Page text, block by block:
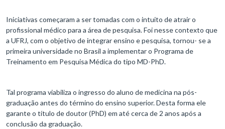
Iniciativas começaram a ser tomadas com o intuito de atrair o
profissional médico para a área de pesquisa. Foi nesse contexto que
a UFRJ, com o objetivo de integrar ensino e pesquisa, tornou- se a
primeira universidade no Brasil a implementar o Programa de
Treinamento em Pesquisa Médica do tipo MD-PhD.
Tal programa viabiliza o ingresso do aluno de medicina na pós-
graduação antes do término do ensino superior. Desta forma ele
garante o título de doutor (PhD) em até cerca de 2 anos após a
conclusão da graduação.